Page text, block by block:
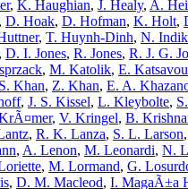
, K. Haughian, J. Healy, A.
D. Hoak, D. Hofman, K. Holt,
, T. Huynh-Dinh, N. Indik
, D. I. Jones, R. Jones, R. J. G.
, M. Katolik, E.
S. Khan, Z. Khan, E. A.
, J. S. Kissel, L. Kleybolte,
, V. Kringel, B.
, R. K. Lanza, S. L. Larson,
, A. Lenon, M. Leonardi, N.
, M. Lormand, G.
, D. M. Macleod, I. MagaÃ±a